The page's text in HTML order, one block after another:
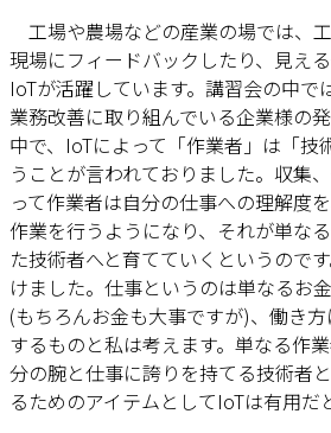
工場や農場などの産業の場では、
現場にフィードバックしたり、見え
IoTが活躍しています。講習会の中で
業務改善に取り組んでいる企業様の
中で、IoTによって「作業者」は「技
うことが言われておりました。収集
って作業者は自分の仕事への理解度
作業を行うようになり、それが単な
た技術者へと育てていくというので
けました。仕事というのは単なるお
(もちろんお金も大事ですが)、働き
するものと私は考えます。単なる作
分の腕と仕事に誇りを持てる技術者
るためのアイテムとしてIoTは有用だ